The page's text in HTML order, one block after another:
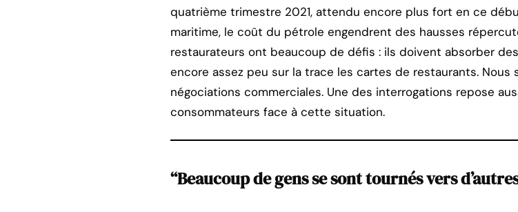
quatrième trimestre 2021, attendu encore plus fort en ce
maritime, le coût du pétrole engendrent des hausses
restaurateurs ont beaucoup de défis : ils doivent absorber
encore assez peu sur la trace les cartes de restaurants. Nous
négociations commerciales. Une des interrogations repose
consommateurs face à cette situation.
“Beaucoup de gens se sont tournés vers